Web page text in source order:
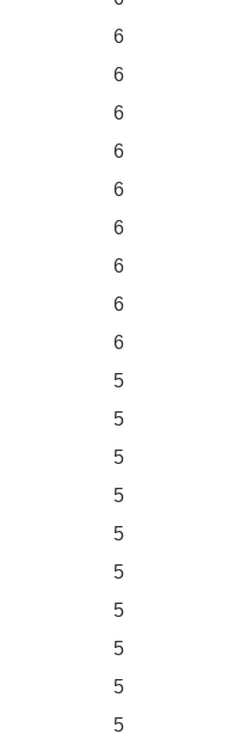
6
6
6
6
6
6
6
6
6
5
5
5
5
5
5
5
5
5
5